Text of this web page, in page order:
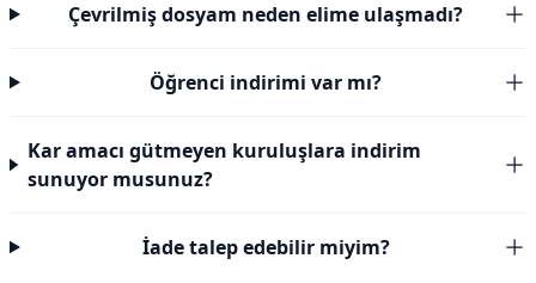
Çevrilmiş dosyam neden elime ulaşmadı?
Öğrenci indirimi var mı?
Kar amacı gütmeyen kuruluşlara indirim
sunuyor musunuz?
İade talep edebilir miyim?